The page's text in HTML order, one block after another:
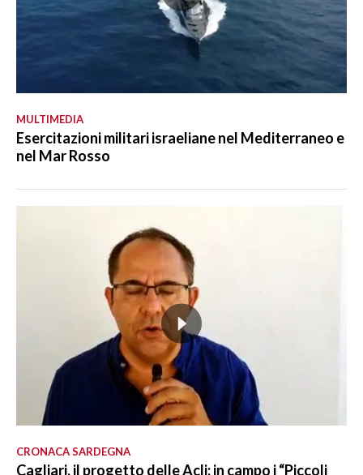
MULTIMEDIA
Esercitazioni militari israeliane nel Mediterraneo e
nel Mar Rosso
CRONACA SARDEGNA
Cagliari, il progetto delle Acli: in campo i “Piccoli